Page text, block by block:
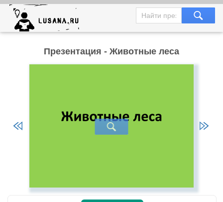
Презентация - Животные леса